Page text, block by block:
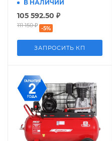
В НАЛИЧИИ
105 592.50 ₽
111 150₽ -5%
ЗАПРОСИТЬ КП